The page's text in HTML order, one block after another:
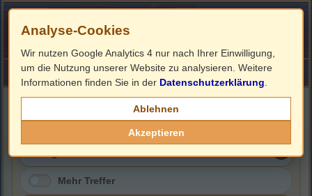
HOME ImpressumLinks
Wong Pau Gei
Mehr Treffer
Analyse-Cookies
Wir nutzen Google Analytics 4 nur nach Ihrer Einwilligung,
um die Nutzung unserer Website zu analysieren. Weitere
Informationen finden Sie in der Datenschutzerklärung
Ablehnen
Akzeptieren